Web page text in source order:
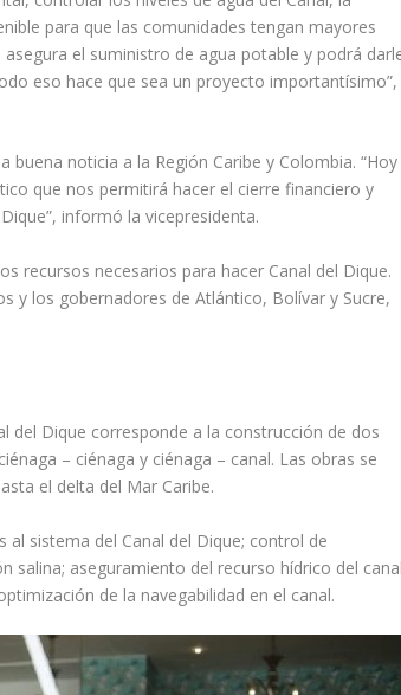
para que las comunidades tengan mayores
el suministro de agua potable y podrá
eso hace que sea un proyecto importantísimo”,
noticia a la Región Caribe y Colombia. “Hoy
que nos permitirá hacer el cierre financiero y
informó la vicepresidenta.
recursos necesarios para hacer Canal del Dique.
y los gobernadores de Atlántico, Bolívar y Sucre,
del Dique corresponde a la construcción de dos
– ciénaga y ciénaga – canal. Las obras se
el delta del Mar Caribe.
sistema del Canal del Dique; control de
salina; aseguramiento del recurso hídrico del
de la navegabilidad en el canal.